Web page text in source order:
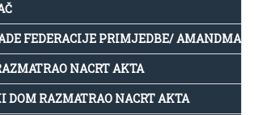
FEDERACIJE PRIMJEDBE/
NACRT AKTA
DOM RAZMATRAO NACRT AKTA